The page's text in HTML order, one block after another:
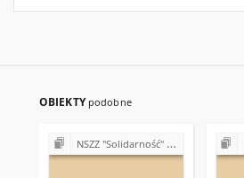
OBIEKTY podobne
NSZZ "Solidarność" w Państwowym Gospodarstwie Ogrodniczym w Piekoszowie